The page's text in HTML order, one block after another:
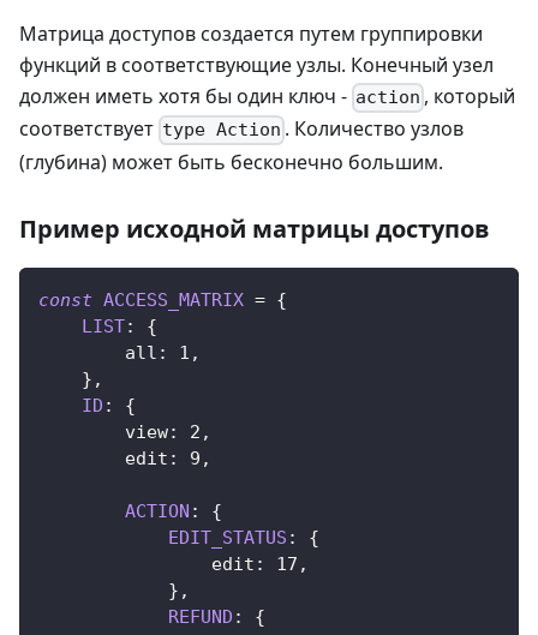
Матрица доступов создается путем группировки
функций в соответствующие узлы. Конечный узел
должен иметь хотя бы один ключ - action , который
соответствует type Action . Количество узлов
(глубина) может быть бесконечно большим.
Пример исходной матрицы доступов
const ACCESS_MATRIX = {
LIST:
{
all : 1 ,
} ,
ID :
{
view: 2 ,
edit : 9 ,
ACTION :
{
EDIT_STATUS :
{
edit : 17 ,
} ,
REFUND :
{